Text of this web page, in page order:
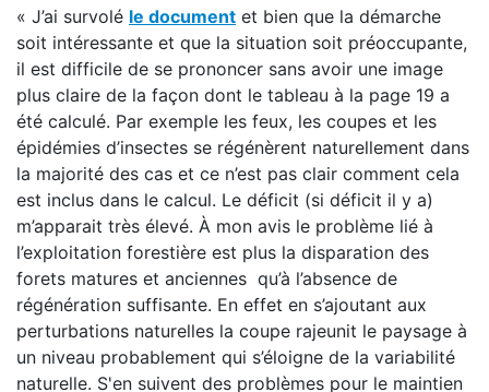
« J’ai survolé le document et bien que la démarche
soit intéressante et que la situation soit préoccupante,
il est difficile de se prononcer sans avoir une image
plus claire de la façon dont le tableau à la page 19 a
été calculé. Par exemple les feux, les coupes et les
épidémies d’insectes se régénèrent naturellement dans
la majorité des cas et ce n’est pas clair comment cela
est inclus dans le calcul. Le déficit (si déficit il y a)
m’apparait très élevé. À mon avis le problème lié à
l’exploitation forestière est plus la disparation des
forets matures et anciennes qu’à l’absence de
régénération suffisante. En effet en s’ajoutant aux
perturbations naturelles la coupe rajeunit le paysage à
un niveau probablement qui s’éloigne de la variabilité
naturelle. S'en suivent des problèmes pour le maintien